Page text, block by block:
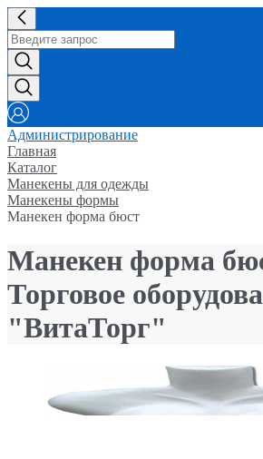
Администрирование
Главная
Каталог
Манекены для одежды
Манекены формы
Манекен форма бюст
Манекен форма
Торговое
"ВитаТорг"